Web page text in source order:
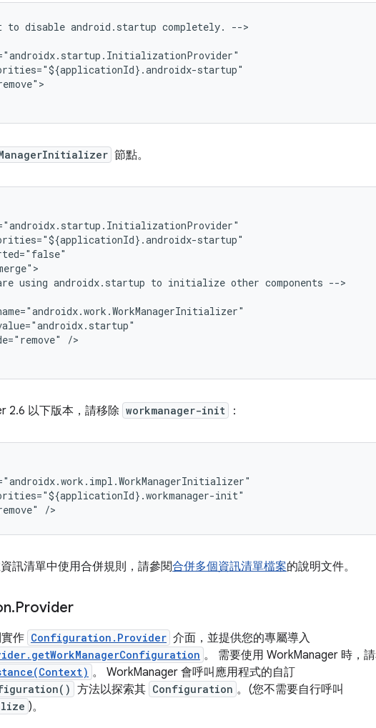
to disable android.startup completely.
節點。
using androidx.startup to initialize other components
2.6 以下版本，請移除 workmanager-init ：
訊清單中使用合併規則，請參閱合併多個資訊清單檔案的說明文件。
.Provider
作 Configuration.Provider 介面，並提供您的專屬導入
。 需要使用 WorkManager 時，
。 WorkManager 會呼叫應用程式的自訂
方法以探索其 Configuration 。(您不需要自行呼叫
)。